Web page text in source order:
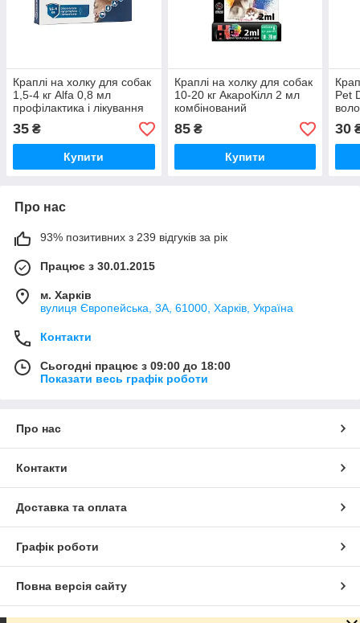
Краплі на холку для собак
1,5-4 кг Alfa 0,8 мл
профілактика і лікування
при ураженні
ектопаразитами №1
Vitomax
35 ₴
Купити
Краплі на холку для собак
10-20 кг АкароКілл 2 мл
комбінований
інсектоакарицидний
препарат №1 УЗВПП
85₴
Купити
Pet
мл
30
Про нас
93% позитивних з 239 відгуків за рік
Працює з 30.01.2015
м. Харків
вулиця Європейська, 3А, 61000, Харків, Україна
Контакти
Сьогодні працює з 09:00 до 18:00
Показати весь графік роботи
Про нас
Контакти
Доставка та оплата
Графік роботи
Повна версія сайту